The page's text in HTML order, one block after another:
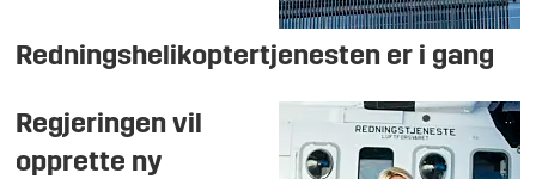
Redningshelikoptertjenesten er i gang
Regjeringen vil
opprette ny